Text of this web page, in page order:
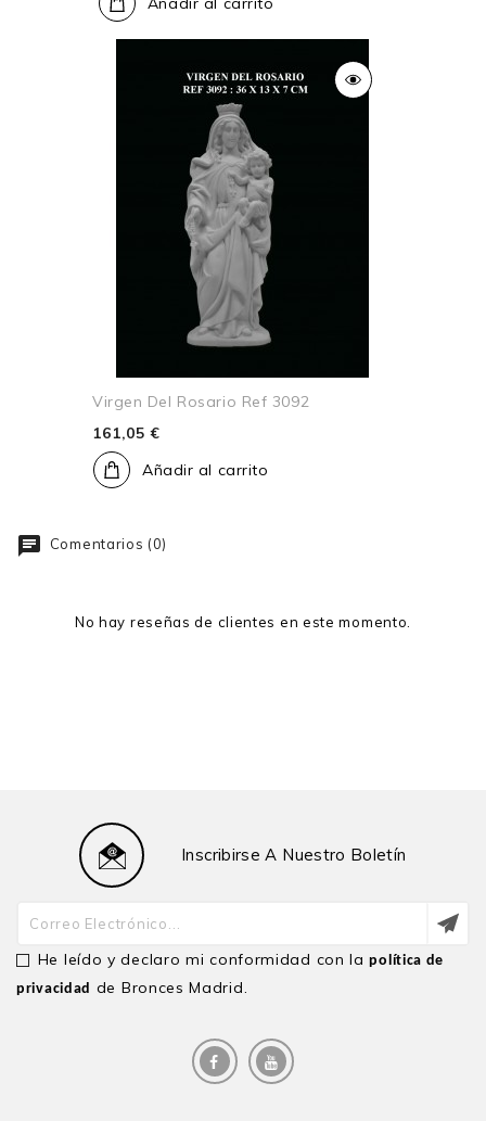
Virgen Del Rosario Ref 3092
161,05 €
Añadir al carrito
Comentarios (0)
No hay reseñas de clientes en este momento.
Inscribirse A Nuestro Boletín
He leído y declaro mi conformidad con lapolítica de
privacidad de Bronces Madrid.